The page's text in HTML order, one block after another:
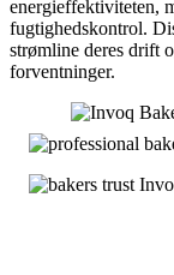
energieffektiviteten,
fugtighedskontrol.
strømline deres drift
forventninger.